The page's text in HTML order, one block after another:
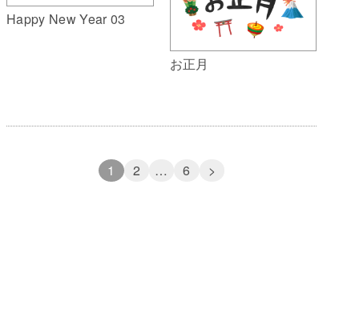
Happy New Year 03
お正月
1 2 … 6 >